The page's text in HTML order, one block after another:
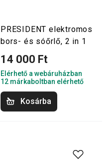
PRESIDENT elektromos
bors- és sóőrlő, 2 in 1
14 000 Ft
Elérhető a webáruházban
12 márkaboltban elérhető
Kosárba